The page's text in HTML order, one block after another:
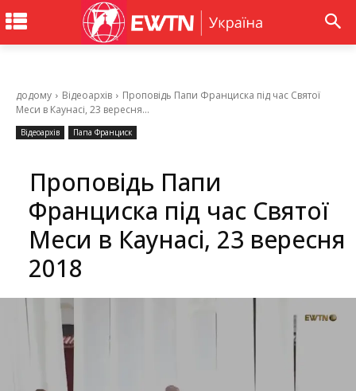
додому Відеоархів
Проповідь Папи Франциска під час Святої
Меси в Каунасі, 23 вересня...
Відеоархів Папа Франциск
Проповідь Папи
Франциска під час Святої
Меси в Каунасі, 23 вересня
2018